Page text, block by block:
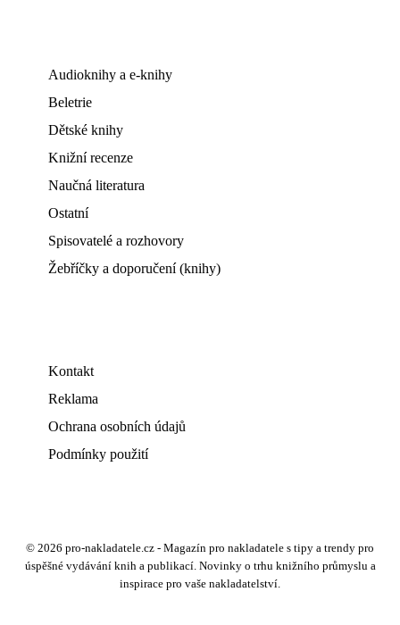
Audioknihy a e-knihy
Beletrie
Dětské knihy
Knižní recenze
Naučná literatura
Ostatní
Spisovatelé a rozhovory
Žebříčky a doporučení (knihy)
Kontakt
Reklama
Ochrana osobních údajů
Podmínky použití
© 2026 pro-nakladatele.cz - Magazín pro nakladatele s tipy a trendy pro
úspěšné vydávání knih a publikací. Novinky o trhu knižního průmyslu a
inspirace pro vaše nakladatelství.